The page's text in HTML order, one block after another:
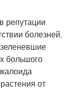
репутации
болезней.
большого
от